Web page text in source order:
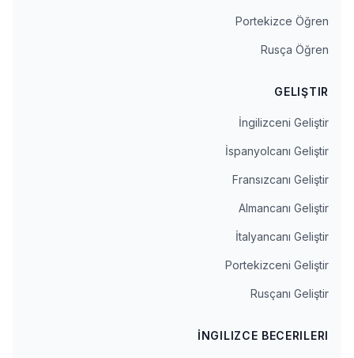
Portekizce Öğren
Rusça Öğren
GELIŞTIR
İngilizceni Geliştir
İspanyolcanı Geliştir
Fransızcanı Geliştir
Almancanı Geliştir
İtalyancanı Geliştir
Portekizceni Geliştir
Rusçanı Geliştir
İNGILIZCE BECERILERI